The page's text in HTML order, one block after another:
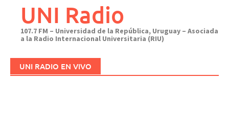
UNI Radio
107.7 FM – Universidad de la República, Uruguay – Asociada
a la Radio Internacional Universitaria (RIU)
UNI RADIO EN VIVO